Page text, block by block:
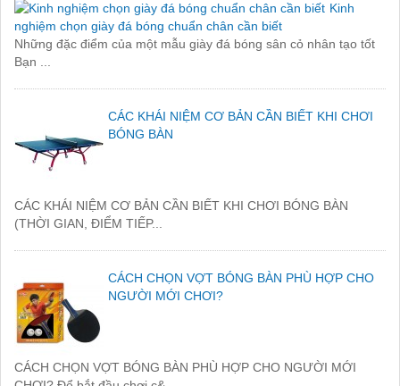
Kinh
nghiệm chọn giày đá bóng chuẩn chân cần biết
Những đặc điểm của một mẫu giày đá bóng sân cỏ nhân tạo tốt
Bạn ...
CÁC KHÁI NIỆM CƠ BẢN CẦN BIẾT KHI CHƠI
BÓNG BÀN
CÁC KHÁI NIỆM CƠ BẢN CẦN BIẾT KHI CHƠI BÓNG BÀN
(THỜI GIAN, ĐIỂM TIẾP...
CÁCH CHỌN VỢT BÓNG BÀN PHÙ HỢP CHO
NGƯỜI MỚI CHƠI?
CÁCH CHỌN VỢT BÓNG BÀN PHÙ HỢP CHO NGƯỜI MỚI